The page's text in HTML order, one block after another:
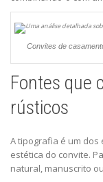
Convites de
Fontes que
rústicos
A tipografia é um
estética do convite.
natural, manuscrito